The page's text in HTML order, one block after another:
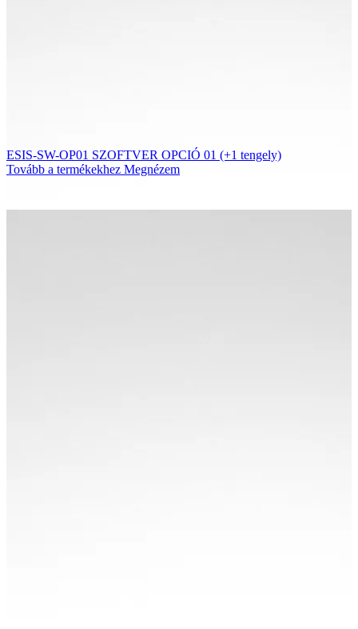
ESIS-SW-OP01 SZOFTVER OPCIÓ 01 (+1 tengely)
Tovább a termékekhez Megnézem